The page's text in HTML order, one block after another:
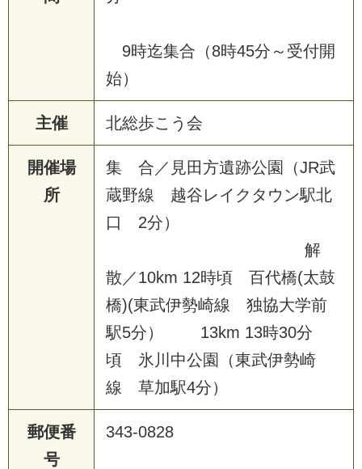
9時迄集合（8時45分～受付開
始）
主催 北総歩こう会
開催場
所
集 合／見田方遺跡公園（JR武
蔵野線 越谷レイクタウン駅北
口 2分）
解
散／10km 12時頃 百代橋(太鼓
橋)(東武伊勢崎線 独協大学前
駅5分） 13km 13時30分
頃 氷川中公園（東武伊勢崎
線 草加駅4分）
郵便番
号
343-0828